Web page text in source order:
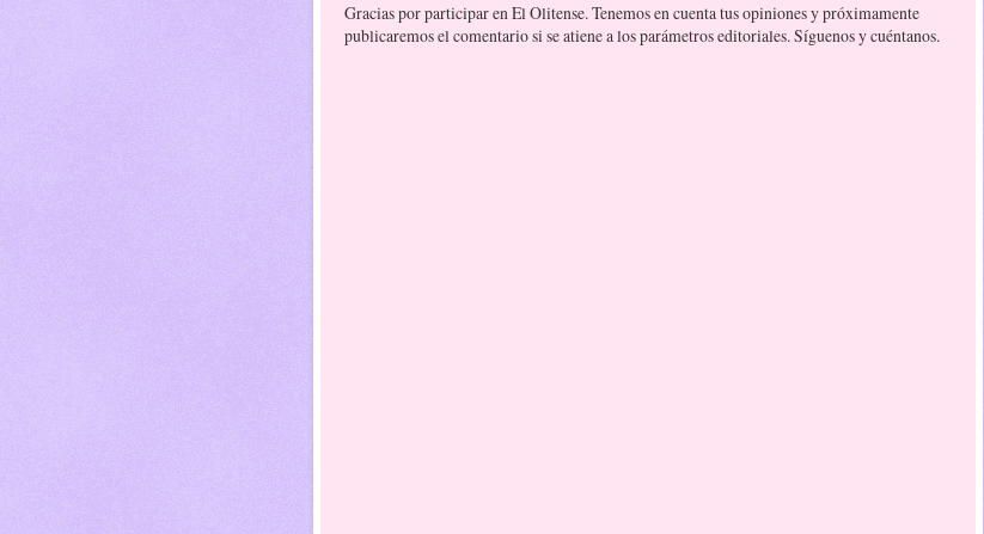
Gracias por participar en El Olitense. Tenemos en cuenta tus opiniones y próximamente
publicaremos el comentario si se atiene a los parámetros editoriales. Síguenos y cuéntanos.